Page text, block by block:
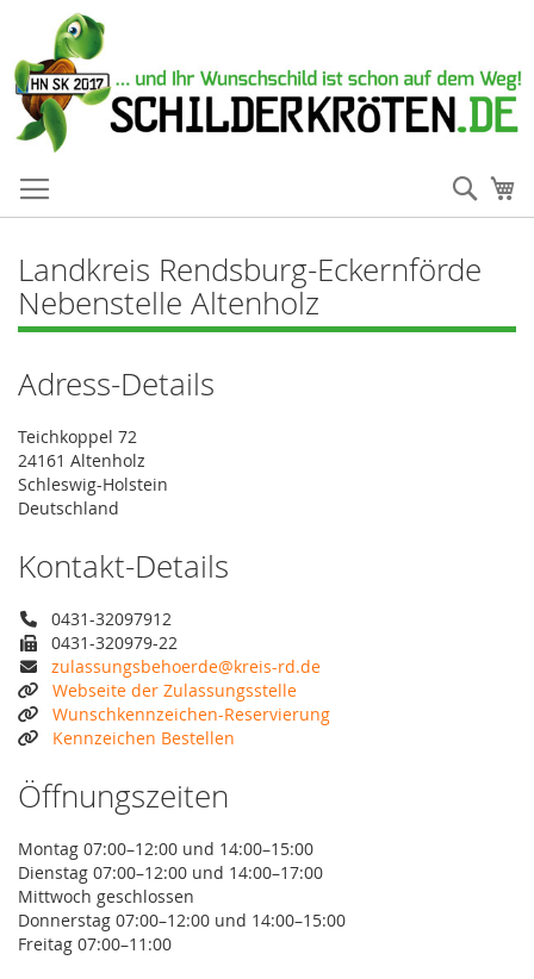
Landkreis Rendsburg-Eckernförde
Nebenstelle Altenholz
Adress-Details
Teichkoppel 72
24161 Altenholz
Schleswig-Holstein
Deutschland
Kontakt-Details
0431-32097912
0431-320979-22
zulassungsbehoerde@kreis-rd.de
Webseite der Zulassungsstelle
Wunschkennzeichen-Reservierung
Kennzeichen Bestellen
Öffnungszeiten
Montag 07:00–12:00 und 14:00–15:00
Dienstag 07:00–12:00 und 14:00–17:00
Mittwoch geschlossen
Donnerstag 07:00–12:00 und 14:00–15:00
Freitag 07:00–11:00